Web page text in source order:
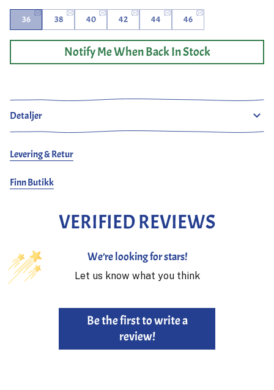
36 38 40 42 44 46
Notify Me When Back In Stock
Laget av et 11 oz japansk sashiko-stoff av 100% bomull.
Klassiske type 2-funksjoner som de to brystlommene
plassert i midten, egendefinerte knapper, justerbare
mansjetter og kant. Laget i Japan.
Ludjero er 179 cm høy, slank bygd og bærer en 38.
Detaljer
Levering & Retur
Finn Butikk
VERIFIED REVIEWS
We’re looking for stars!
Let us know what you think
Be the first to write a
review!